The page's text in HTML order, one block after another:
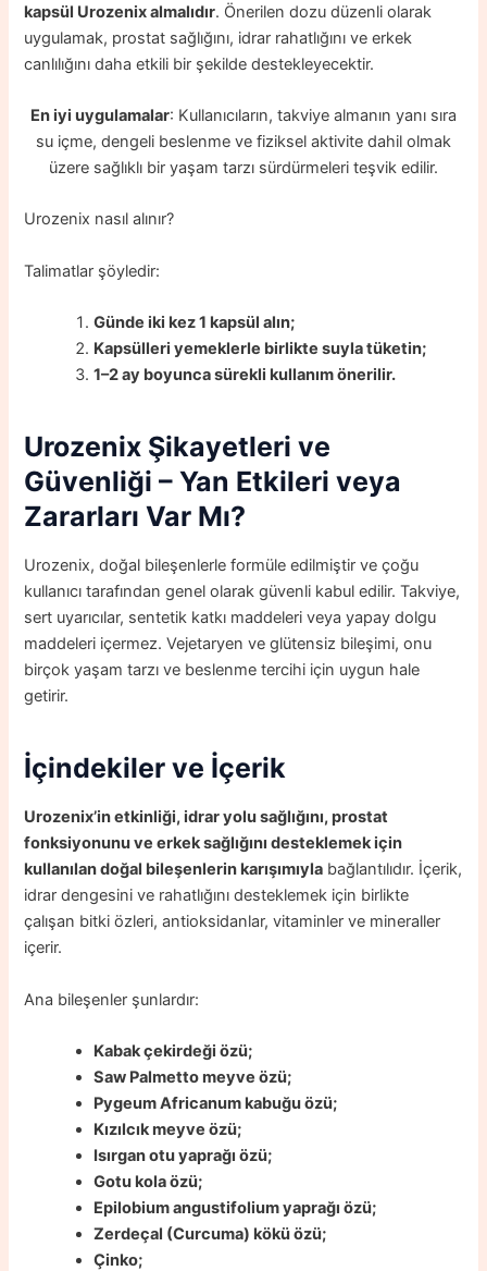
kapsül Urozenix almalıdır. Önerilen dozu düzenli olarak
uygulamak, prostat sağlığını, idrar rahatlığını ve erkek
canlılığını daha etkili bir şekilde destekleyecektir.
En iyi uygulamalar: Kullanıcıların, takviye almanın yanı sıra
su içme, dengeli beslenme ve fiziksel aktivite dahil olmak
üzere sağlıklı bir yaşam tarzı sürdürmeleri teşvik edilir.
Urozenix nasıl alınır?
Talimatlar şöyledir:
Günde iki kez 1 kapsül alın;
Kapsülleri yemeklerle birlikte suyla tüketin;
1–2 ay boyunca sürekli kullanım önerilir.
Urozenix Şikayetleri ve
Güvenliği – Yan Etkileri veya
Zararları Var Mı?
Urozenix, doğal bileşenlerle formüle edilmiştir ve çoğu
kullanıcı tarafından genel olarak güvenli kabul edilir. Takviye,
sert uyarıcılar, sentetik katkı maddeleri veya yapay dolgu
maddeleri içermez. Vejetaryen ve glütensiz bileşimi, onu
birçok yaşam tarzı ve beslenme tercihi için uygun hale
getirir.
İçindekiler ve İçerik
Urozenix’in etkinliği, idrar yolu sağlığını, prostat
fonksiyonunu ve erkek sağlığını desteklemek için
kullanılan doğal bileşenlerin karışımıyla bağlantılıdır. İçerik,
idrar dengesini ve rahatlığını desteklemek için birlikte
çalışan bitki özleri, antioksidanlar, vitaminler ve mineraller
içerir.
Ana bileşenler şunlardır:
Kabak çekirdeği özü;
Saw Palmetto meyve özü;
Pygeum Africanum kabuğu özü;
Kızılcık meyve özü;
Isırgan otu yaprağı özü;
Gotu kola özü;
Epilobium angustifolium yaprağı özü;
Zerdeçal (Curcuma) kökü özü;
Çinko;